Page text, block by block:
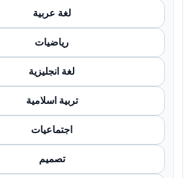
لغة عربية
رياضيات
لغة انجليزية
تربية اسلامية
اجتماعيات
تصميم